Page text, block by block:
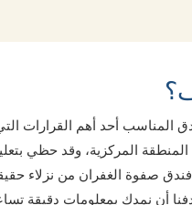
المناسب أحد أهم القرارات
المركزية، وقد حظي
فندق صفوة الغفران من نزلاء
أن نمدك بمعلومات دقيقة